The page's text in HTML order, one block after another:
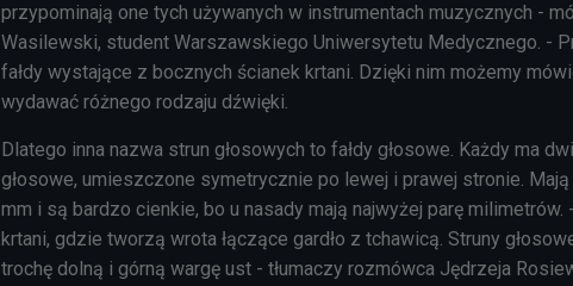
przypominają one tych używanych w instrumentach muzycznych -
Wasilewski, student Warszawskiego Uniwersytetu Medycznego. -
fałdy wystające z bocznych ścianek krtani. Dzięki nim możemy
wydawać różnego rodzaju dźwięki.
Dlatego inna nazwa strun głosowych to fałdy głosowe. Każdy ma
głosowe, umieszczone symetrycznie po lewej i prawej stronie. Mają
mm i są bardzo cienkie, bo u nasady mają najwyżej parę milimetrów.
krtani, gdzie tworzą wrota łączące gardło z tchawicą. Struny
trochę dolną i górną wargę ust - tłumaczy rozmówca Jędrzeja